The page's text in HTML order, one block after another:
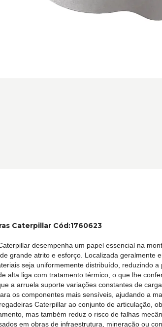
Caterpillar Cód:1760623
desempenha um papel essencial na
grande atrito e esforço. Localizada
seja uniformemente distribuído, reduzindo
alta liga com tratamento térmico, o que lhe
a arruela suporte variações constantes de
os componentes mais sensíveis, ajudando a
Caterpillar ao conjunto de articulação,
mas também reduz o risco de falhas
em obras de infraestrutura, mineração ou